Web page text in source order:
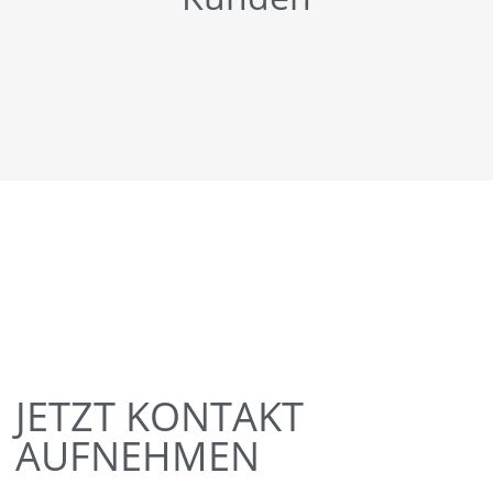
JETZT KONTAKT
AUFNEHMEN